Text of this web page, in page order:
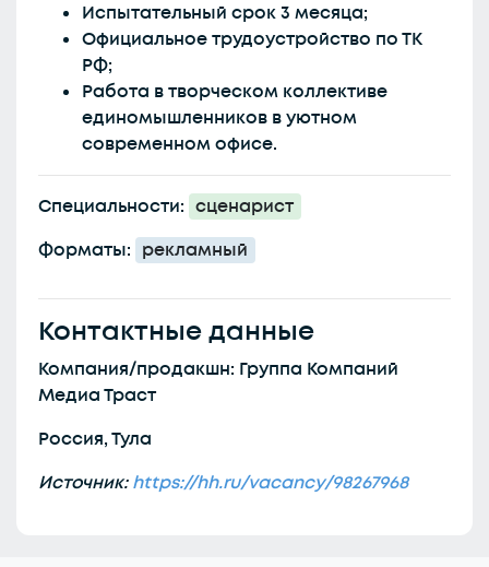
Испытательный срок 3 месяца;
Официальное трудоустройство по ТК
РФ;
Работа в творческом коллективе
единомышленников в уютном
современном офисе.
Специальности: сценарист
Форматы: рекламный
Контактные данные
Компания/продакшн: Группа Компаний
Медиа Траст
Россия, Тула
Источник:https://hh.ru/vacancy/98267968